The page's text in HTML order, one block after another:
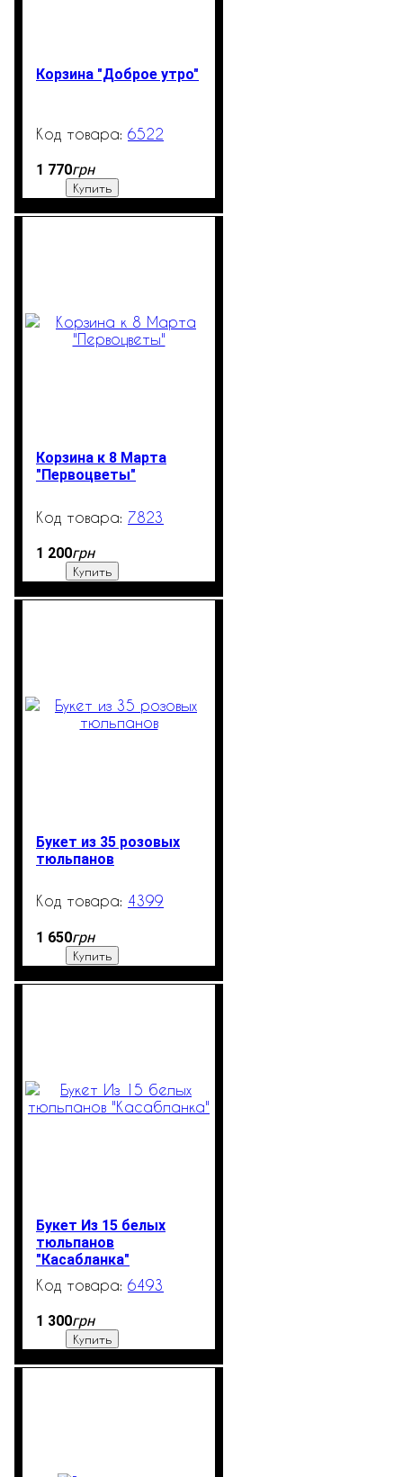
Корзина "Доброе утро"
6522
1 770грн
Купить
Корзина к 8 Марта
"Первоцветы"
7823
1 200грн
Купить
Букет из 35 розовых
тюльпанов
4399
1 650грн
Купить
Букет Из 15 белых
тюльпанов
"Касабланка"
6493
1 300грн
Купить